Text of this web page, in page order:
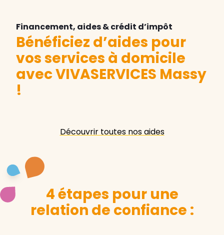
Financement, aides & crédit d’impôt
Bénéficiez d’aides pour
vos services à domicile
avec VIVASERVICES Massy
!
Découvrir toutes nos aides
4 étapes pour une
relation de confiance :